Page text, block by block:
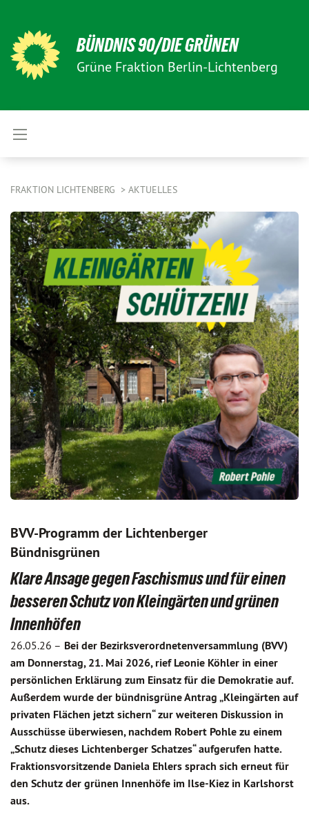
BÜNDNIS 90/DIE GRÜNEN
Grüne Fraktion Berlin-Lichtenberg
FRAKTION LICHTENBERG AKTUELLES
BVV-Programm der Lichtenberger
Bündnisgrünen
Klare Ansage gegen Faschismus und für einen
besseren Schutz von Kleingärten und grünen
Innenhöfen
26.05.26 – Bei der Bezirksverordnetenversammlung (BVV)
am Donnerstag, 21. Mai 2026, rief Leonie Köhler in einer
persönlichen Erklärung zum Einsatz für die Demokratie auf.
Außerdem wurde der bündnisgrüne Antrag „Kleingärten auf
privaten Flächen jetzt sichern“ zur weiteren Diskussion in
Ausschüsse überwiesen, nachdem Robert Pohle zu einem
„Schutz dieses Lichtenberger Schatzes“ aufgerufen hatte.
Fraktionsvorsitzende Daniela Ehlers sprach sich erneut für
den Schutz der grünen Innenhöfe im Ilse-Kiez in Karlshorst
aus.